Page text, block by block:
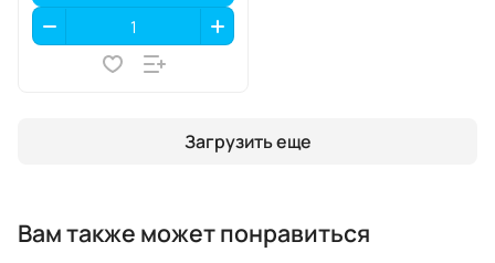
Загрузить еще
Вам также может понравиться